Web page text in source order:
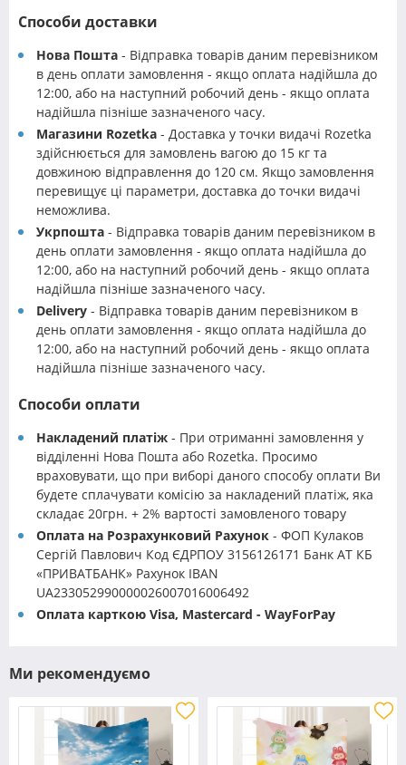
Способи доставки
Нова Пошта - Відправка товарів даним перевізником
в день оплати замовлення - якщо оплата надійшла до
12:00, або на наступний робочий день - якщо оплата
надійшла пізніше зазначеного часу.
Магазини Rozetka - Доставка у точки видачі Rozetka
здійснюється для замовлень вагою до 15 кг та
довжиною відправлення до 120 см. Якщо замовлення
перевищує ці параметри, доставка до точки видачі
неможлива.
Укрпошта - Відправка товарів даним перевізником в
день оплати замовлення - якщо оплата надійшла до
12:00, або на наступний робочий день - якщо оплата
надійшла пізніше зазначеного часу.
Delivery - Відправка товарів даним перевізником в
день оплати замовлення - якщо оплата надійшла до
12:00, або на наступний робочий день - якщо оплата
надійшла пізніше зазначеного часу.
Способи оплати
Накладений платіж - При отриманні замовлення у
відділенні Нова Пошта або Rozetka. Просимо
враховувати, що при виборі даного способу оплати Ви
будете сплачувати комісію за накладений платіж, яка
складає 20грн. + 2% вартості замовленого товару
Оплата на Розрахунковий Рахунок - ФОП Кулаков
Сергій Павлович Код ЄДРПОУ 3156126171 Банк АТ КБ
«ПРИВАТБАНК» Рахунок IBAN
UA233052990000026007016006492
Оплата карткою Visa, Mastercard - WayForPay
Ми рекомендуємо